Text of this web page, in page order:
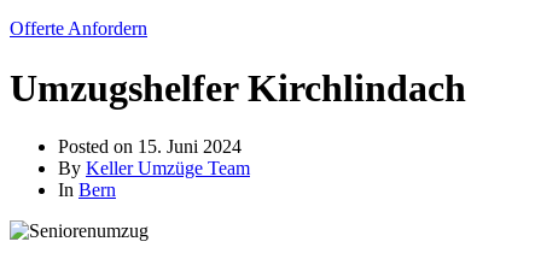
Offerte Anfordern
Umzugshelfer Kirchlindach
Posted on 15. Juni 2024
By Keller Umzüge Team
In Bern